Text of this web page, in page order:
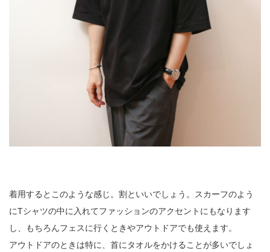
着用するとこのような感じ。割といいでしょう。スカーフのよう
にTシャツの中に入れてファッションのアクセントにもなります
し、もちろんフェスに行くときやアウトドアでも使えます。
アウトドアのときは特に、首にタオルをかけることが多いでしょ